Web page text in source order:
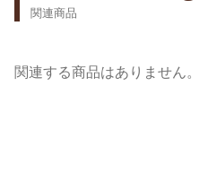
関連商品
関連する商品はありません。